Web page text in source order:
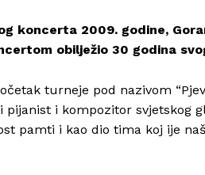
koncerta 2009. godine,
obilježio 30 godina
turneje pod nazivom
i kompozitor svjetskog
pamti i kao dio tima koj ije